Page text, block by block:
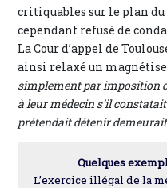
critiquables sur le plan
cependant refusé de
La Cour d’appel de
ainsi relaxé un
simplement par imposition
à leur médecin s’il
prétendait détenir
Quelques
L’exercice illégal de la